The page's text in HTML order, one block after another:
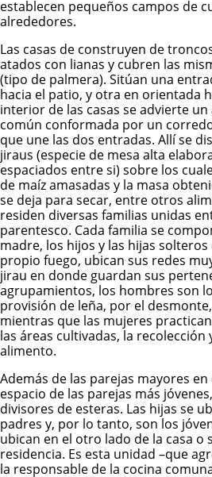
establecen pequeños campos de
alrededores.
Las casas de construyen de
atados con lianas y cubren las
(tipo de palmera). Sitúan una
hacia el patio, y otra en orientada
interior de las casas se advierte
común conformada por un
que une las dos entradas. Allí se
jiraus (especie de mesa alta
espaciados entre si) sobre los
de maíz amasadas y la masa
se deja para secar, entre otros
residen diversas familias unidas
parentesco. Cada familia se
madre, los hijos y las hijas
propio fuego, ubican sus redes
jirau en donde guardan sus
agrupamientos, los hombres son
provisión de leña, por el
mientras que las mujeres
las áreas cultivadas, la
alimento.
Además de las parejas mayores
espacio de las parejas más
divisores de esteras. Las hijas se
padres y, por lo tanto, son los
ubican en el otro lado de la casa o
residencia. Es esta unidad –que
la responsable de la cocina